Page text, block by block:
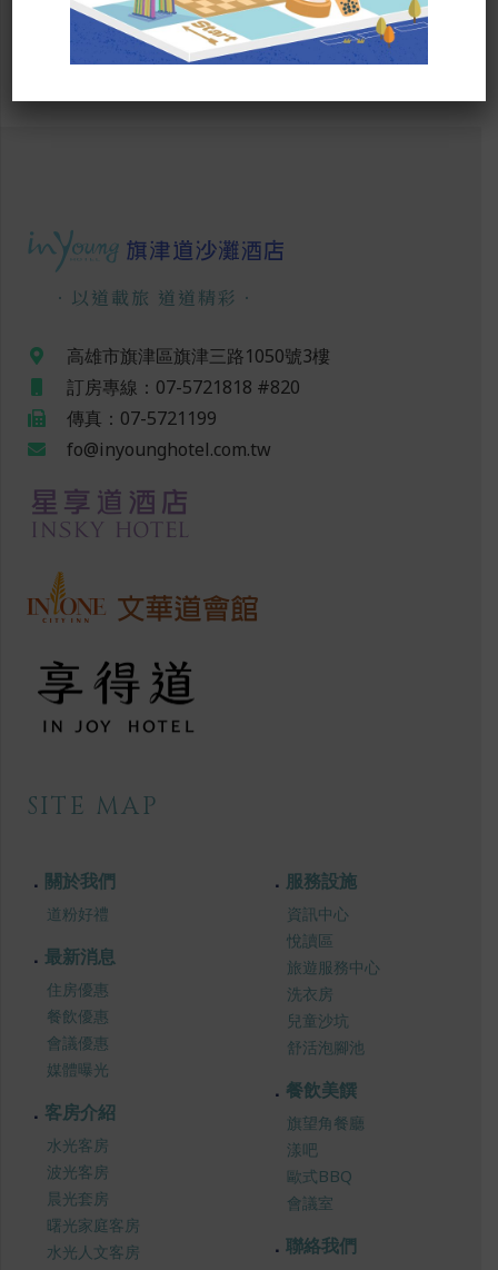
夜尋沙蟹
．以道載旅 道道精彩．
高雄市旗津區旗津三路1050號3樓
訂房專線：07-5721818 #820
傳真：07-5721199
fo@inyounghotel.com.tw
SITE MAP
關於我們
道粉好禮
最新消息
住房優惠
餐飲優惠
會議優惠
媒體曝光
客房介紹
水光客房
波光客房
晨光套房
曙光家庭客房
水光人文客房
服務設施
資訊中心
悅讀區
旅遊服務中心
洗衣房
兒童沙坑
舒活泡腳池
餐飲美饌
旗望角餐廳
漾吧
歐式BBQ
會議室
聯絡我們